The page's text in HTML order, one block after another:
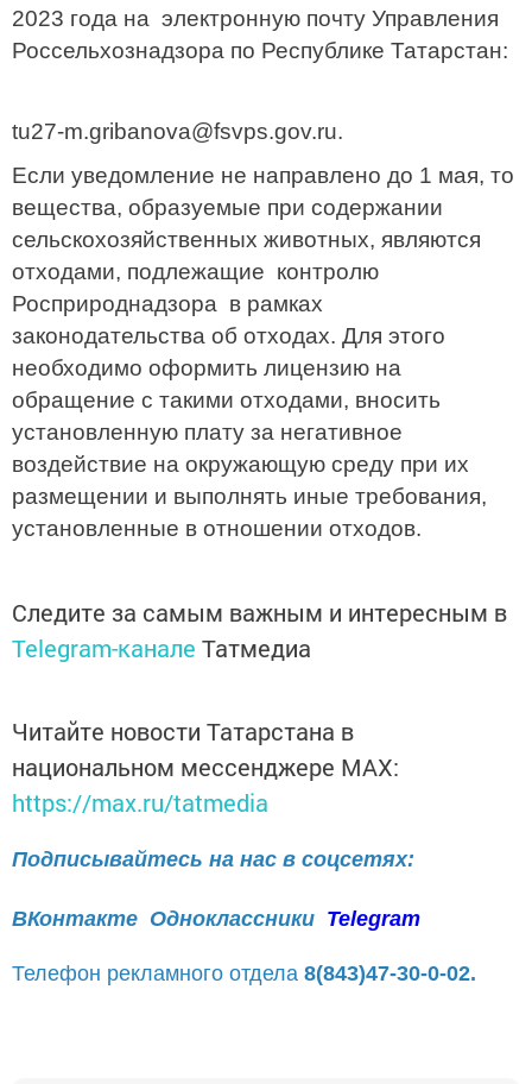
2023 года на электронную почту Управления
Россельхознадзора по Республике Татарстан:
tu27-m.gribanova@fsvps.gov.ru.
Если уведомление не направлено до 1 мая, то
вещества, образуемые при содержании
сельскохозяйственных животных, являются
отходами, подлежащие контролю
Росприроднадзора в рамках
законодательства об отходах. Для этого
необходимо оформить лицензию на
обращение с такими отходами, вносить
установленную плату за негативное
воздействие на окружающую среду при их
размещении и выполнять иные требования,
установленные в отношении отходов.
Следите за самым важным и интересным в
Telegram-канале Татмедиа
Читайте новости Татарстана в
национальном мессенджере MАХ:
https://max.ru/tatmedia
Подписывайтесь на нас в соцсетях:
ВКонтакте Одноклассники Telegram
Телефон рекламного отдела 8(843)47-30-0-02.